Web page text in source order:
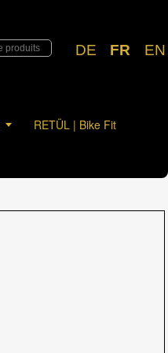
DE FR EN
RETÜL | Bike Fit